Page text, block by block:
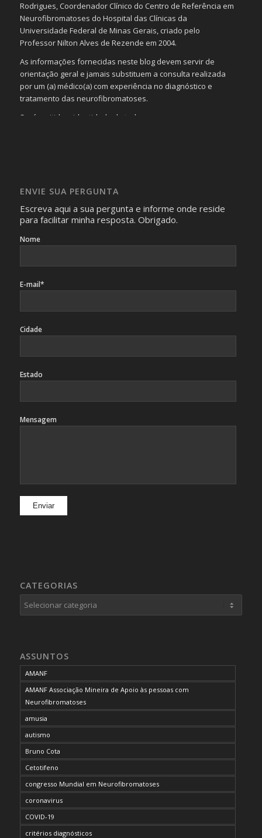
Rodrigues, Coordenador Clínico do Centro de Referência em
Neurofibromatoses do Hospital das Clínicas da
Universidade Federal de Minas Gerais, criado pelo
Professor Nilton Alves de Rezende em 2004.
As informações fornecidas neste blog devem servir de
orientação geral e jamais substituem a consulta realizada
por um (a) médico(a) com experiência no diagnóstico e
tratamento das neurofibromatoses.
Será omitida a identidade de todas as pessoas que
identificação da pessoa fotografada.
ENVIE SUA PERGUNTA
Escreva aqui a sua pergunta e informe onde reside
para facilitar minha resposta. Obrigado.
Nome
E-mail*
Cidade
Estado
Mensagem
CATEGORIAS
Categorias
ASSUNTOS
AMANF
AMANF Associação Mineira de Apoio às pessoas com
Neurofibromatoses
amusia
autismo
Bruno Cota
Cetotifeno
congresso Mundial em Neurofibromatoses
coronavirus
COVID-19
critérios diagnósticos